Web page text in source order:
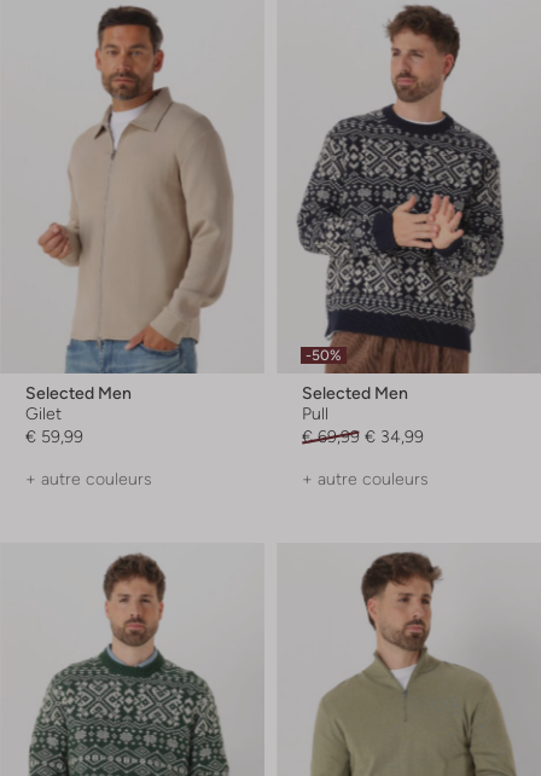
Selected Men
Gilet
€ 59,99
+ autre couleurs
-50%
Selected Men
Pull
€ 69,99 € 34,99
+ autre couleurs